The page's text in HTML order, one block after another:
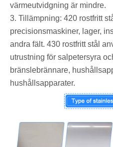
värmeutvidgning är mindre.
3. Tillämpning: 420 rostfritt
precisionsmaskiner, lager,
andra fält. 430 rostfritt stål
utrustning för salpetersyra
bränslebrännare,
hushållsapparater.